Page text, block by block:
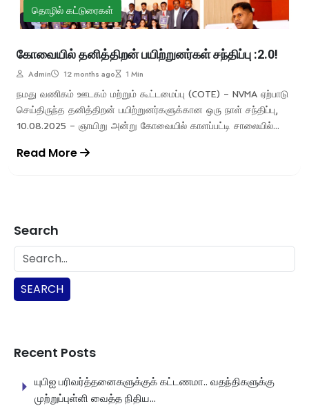
தொழில் கட்டுரைகள்
கோவையில் தனித்திறன் பயிற்றுனர்கள் சந்திப்பு :2.0!
Admin 12 months ago 1 Min
நமது வணிகம் ஊடகம் மற்றும் கூட்டமைப்பு (COTE) – NVMA ஏற்பாடு
செய்திருந்த தனித்திறன் பயிற்றுனர்களுக்கான ஒரு நாள் சந்திப்பு,
10.08.2025 – ஞாயிறு அன்று கோவையில் காளப்பட்டி சாலையில்...
Read More
Search
SEARCH
Recent Posts
யுபிஐ பரிவர்த்தனைகளுக்குக் கட்டணமா.. வதந்திகளுக்கு
முற்றுப்புள்ளி வைத்த நிதிய...